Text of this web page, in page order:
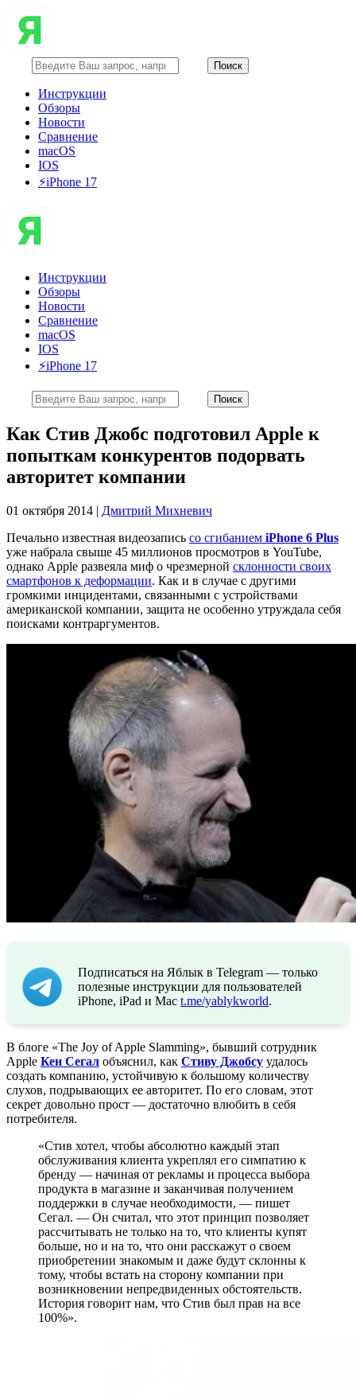
Инструкции
Обзоры
Новости
Сравнение
macOS
IOS
⚡️iPhone 17
Инструкции
Обзоры
Новости
Сравнение
macOS
IOS
⚡️iPhone 17
Как Стив Джобс подготовил Apple к
попыткам конкурентов подорвать
авторитет компании
01 октября 2014 | Дмитрий Михневич
Печально известная видеозапись со сгибанием iPhone 6 Plus
уже набрала свыше 45 миллионов просмотров в YouTube,
однако Apple развеяла миф о чрезмерной склонности своих
смартфонов к деформации. Как и в случае с другими
громкими инцидентами, связанными с устройствами
американской компании, защита не особенно утруждала себя
поисками контраргументов.
Подписаться на Яблык в Telegram — только
полезные инструкции для пользователей
iPhone, iPad и Mac t.me/yablykworld.
В блоге «The Joy of Apple Slamming», бывший сотрудник
Apple Кен Сегал объяснил, как Стиву Джобсу удалось
создать компанию, устойчивую к большому количеству
слухов, подрывающих ее авторитет. По его словам, этот
секрет довольно прост — достаточно влюбить в себя
потребителя.
«Стив хотел, чтобы абсолютно каждый этап
обслуживания клиента укреплял его симпатию к
бренду — начиная от рекламы и процесса выбора
продукта в магазине и заканчивая получением
поддержки в случае необходимости, — пишет
Сегал. — Он считал, что этот принцип позволяет
рассчитывать не только на то, что клиенты купят
больше, но и на то, что они расскажут о своем
приобретении знакомым и даже будут склонны к
тому, чтобы встать на сторону компании при
возникновении непредвиденных обстоятельств.
История говорит нам, что Стив был прав на все
100%».